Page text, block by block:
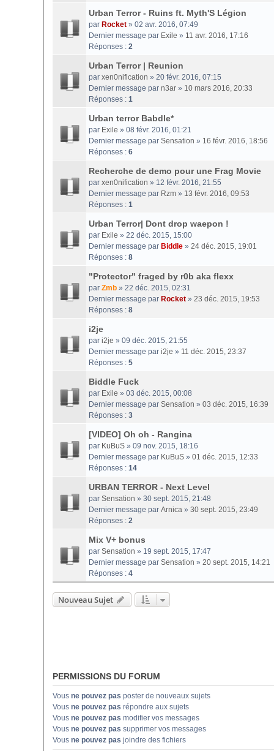
Urban Terror - Ruins ft. Myth'S Légion
par Rocket » 02 avr. 2016, 07:49
Dernier message par Exile » 11 avr. 2016, 17:16
Réponses : 2
Urban Terror | Reunion
par xen0nification » 20 févr. 2016, 07:15
Dernier message par n3ar » 10 mars 2016, 20:33
Réponses : 1
Urban terror Babdle*
par Exile » 08 févr. 2016, 01:21
Dernier message par Sensation » 16 févr. 2016, 18:56
Réponses : 6
Recherche de demo pour une Frag Movie
par xen0nification » 12 févr. 2016, 21:55
Dernier message par Rzm » 13 févr. 2016, 09:53
Réponses : 1
Urban Terror| Dont drop waepon !
par Exile » 22 déc. 2015, 15:00
Dernier message par Biddle » 24 déc. 2015, 19:01
Réponses : 8
"Protector" fraged by r0b aka flexx
par Zmb » 22 déc. 2015, 02:31
Dernier message par Rocket » 23 déc. 2015, 19:53
Réponses : 8
i2je
par i2je » 09 déc. 2015, 21:55
Dernier message par i2je » 11 déc. 2015, 23:37
Réponses : 5
Biddle Fuck
par Exile » 03 déc. 2015, 00:08
Dernier message par Sensation » 03 déc. 2015, 16:39
Réponses : 3
[VIDEO] Oh oh - Rangina
par KuBuS » 09 nov. 2015, 18:16
Dernier message par KuBuS » 01 déc. 2015, 12:33
Réponses : 14
URBAN TERROR - Next Level
par Sensation » 30 sept. 2015, 21:48
Dernier message par Arnica » 30 sept. 2015, 23:49
Réponses : 2
Mix V+ bonus
par Sensation » 19 sept. 2015, 17:47
Dernier message par Sensation » 20 sept. 2015, 14:21
Réponses : 4
Nouveau Sujet
PERMISSIONS DU FORUM
Vous ne pouvez pas poster de nouveaux sujets
Vous ne pouvez pas répondre aux sujets
Vous ne pouvez pas modifier vos messages
Vous ne pouvez pas supprimer vos messages
Vous ne pouvez pas joindre des fichiers